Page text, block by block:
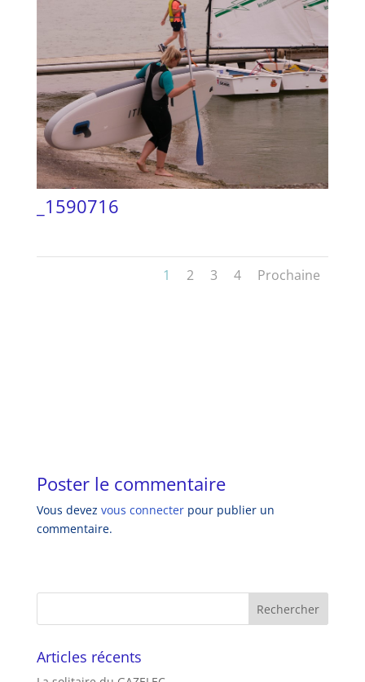
_1590716
1 2 3 4 Prochaine
Poster le commentaire
Vous devez vous connecterpour publier un
commentaire.
Articles récents